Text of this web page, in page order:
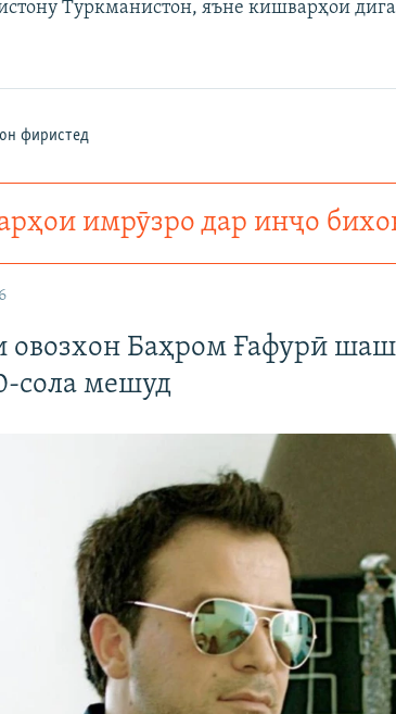
Туркманистон, яъне кишварҳои
фиристед
имрӯзро дар инҷо
овозхон Баҳром Ғафурӣ шаш
сола мешуд